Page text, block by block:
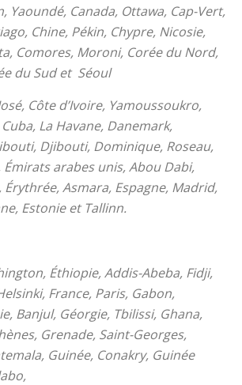
Yaoundé, Canada, Ottawa, Cap-Vert,
Chine, Pékin, Chypre, Nicosie,
Comores, Moroni, Corée du Nord,
du Sud et Séoul
Côte d’Ivoire, Yamoussoukro,
La Havane, Danemark,
Djibouti, Dominique, Roseau,
Émirats arabes unis, Abou Dabi,
Asmara, Espagne, Madrid,
Estonie et Tallinn.
Éthiopie, Addis-Abeba, Fidji,
France, Paris, Gabon,
Banjul, Géorgie, Tbilissi, Ghana,
Grenade, Saint-Georges,
Guinée, Conakry, Guinée